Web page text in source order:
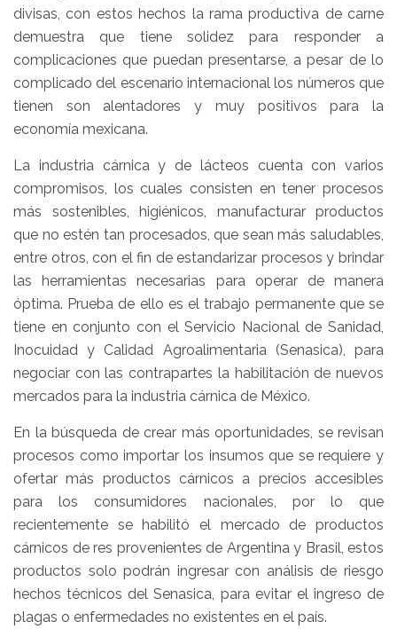
divisas, con estos hechos la rama productiva de carne
demuestra que tiene solidez para responder a
complicaciones que puedan presentarse, a pesar de lo
complicado del escenario internacional los números que
tienen son alentadores y muy positivos para la
economía mexicana.
La industria cárnica y de lácteos cuenta con varios
compromisos, los cuales consisten en tener procesos
más sostenibles, higiénicos, manufacturar productos
que no estén tan procesados, que sean más saludables,
entre otros, con el fin de estandarizar procesos y brindar
las herramientas necesarias para operar de manera
óptima. Prueba de ello es el trabajo permanente que se
tiene en conjunto con el Servicio Nacional de Sanidad,
Inocuidad y Calidad Agroalimentaria (Senasica), para
negociar con las contrapartes la habilitación de nuevos
mercados para la industria cárnica de México.
En la búsqueda de crear más oportunidades, se revisan
procesos como importar los insumos que se requiere y
ofertar más productos cárnicos a precios accesibles
para los consumidores nacionales, por lo que
recientemente se habilitó el mercado de productos
cárnicos de res provenientes de Argentina y Brasil, estos
productos solo podrán ingresar con análisis de riesgo
hechos técnicos del Senasica, para evitar el ingreso de
plagas o enfermedades no existentes en el país.